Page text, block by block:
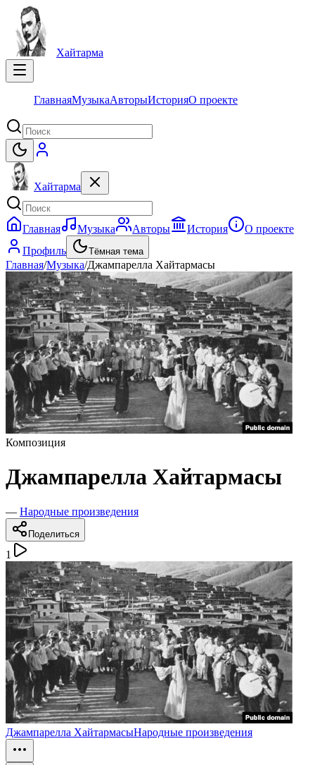
Хайтарма
ГлавнаяМузыкаАвторыИсторияО проекте
Хайтарма
Главная Музыка Авторы История
О проекте
Профиль
Тёмная тема
Главная/Музыка/Джампарелла Хайтармасы
Композиция
Джампарелла Хайтармасы
— Народные произведения
Поделиться
1
Джампарелла ХайтармасыНародные произведения